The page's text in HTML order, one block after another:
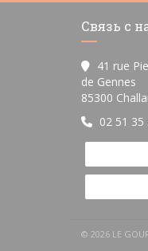
Связь с
41 rue
de Gennes
85300
02 51 35
© 2026 LE